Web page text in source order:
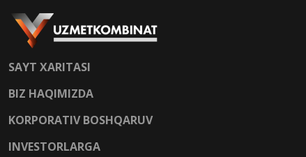
SAYT XARITASI
BIZ HAQIMIZDA
KORPORATIV BOSHQARUV
INVESTORLARGA